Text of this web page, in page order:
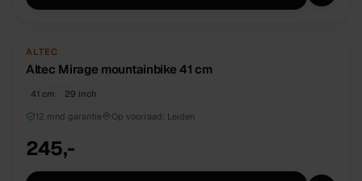
NIEUW
ALTEC
Altec Mirage mountainbike 41 cm
41 cm
29 inch
12 mnd garantie
Op voorraad: Leiden
245,-